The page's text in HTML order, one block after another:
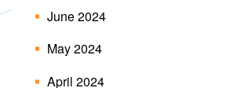
June 2024
May 2024
April 2024